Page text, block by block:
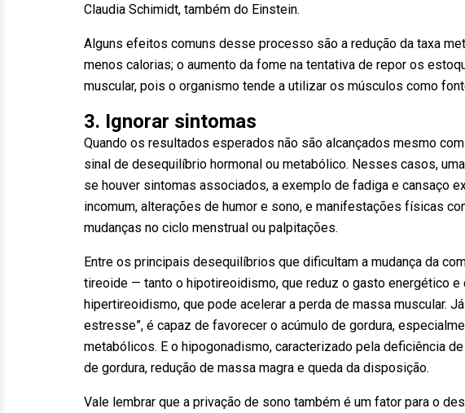
Claudia Schimidt, também do Einstein.
Alguns efeitos comuns desse processo são a redução da taxa
menos calorias; o aumento da fome na tentativa de repor os
muscular, pois o organismo tende a utilizar os músculos como
3. Ignorar sintomas
Quando os resultados esperados não são alcançados mesmo
sinal de desequilíbrio hormonal ou metabólico. Nesses casos,
se houver sintomas associados, a exemplo de fadiga e cansaço
incomum, alterações de humor e sono, e manifestações físicas
mudanças no ciclo menstrual ou palpitações.
Entre os principais desequilíbrios que dificultam a mudança da
tireoide — tanto o hipotireoidismo, que reduz o gasto energético e
hipertireoidismo, que pode acelerar a perda de massa muscular.
estresse”, é capaz de favorecer o acúmulo de gordura,
metabólicos. E o hipogonadismo, caracterizado pela deficiência
de gordura, redução de massa magra e queda da disposição.
Vale lembrar que a privação de sono também é um fator para o